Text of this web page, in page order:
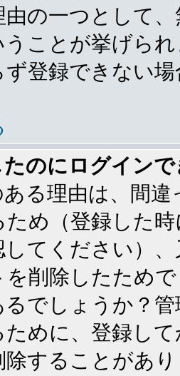
の一つとして
ことが挙げら
登録できない
のにログイン
る理由は、間
ため（登録した
してください）
削除したため
るでしょうか？
ために、登録し
除することがあ